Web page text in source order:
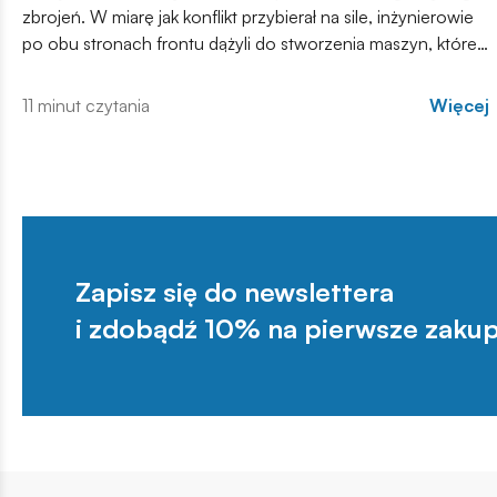
zbrojeń. W miarę jak konflikt przybierał na sile, inżynierowie
po obu stronach frontu dążyli do stworzenia maszyn, które
11 minut czytania
Więcej
Zapisz się do newslettera
i zdobądź 10% na pierwsze